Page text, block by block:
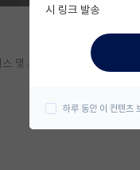
몇 개 추천해 봅니다.
시 링크 발송
하루 동안 이 컨텐츠